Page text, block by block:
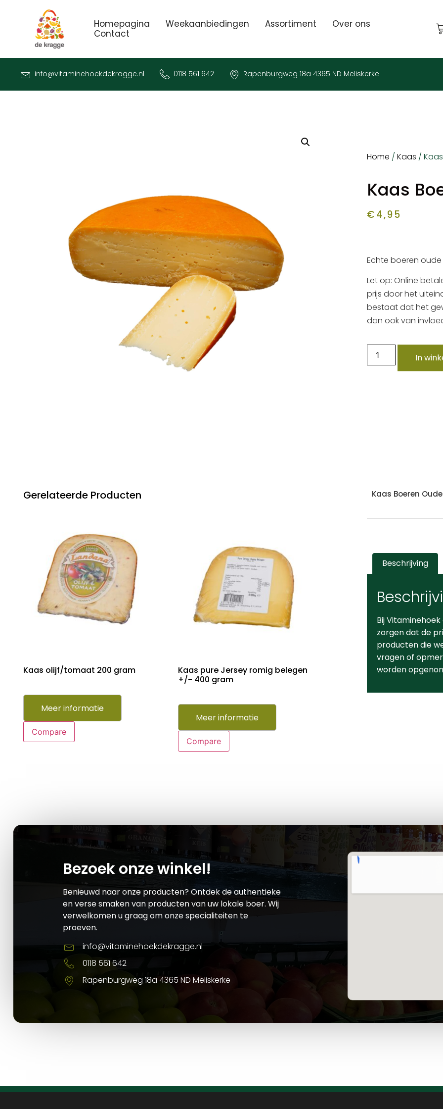
Homepagina Weekaanbiedingen Assortiment
Over ons
Contact
info@vitaminehoekdekragge.nl 0118 561 642 Rapenburgweg 18a 4365 ND Meliskerke
Home /Kaas /
Kaas
€4,95
Echte boeren oude
Let op: Online
prijs door het
bestaat dat het
dan ook van
In
Gerelateerde Producten
Kaas olijf/tomaat 200 gram
Meer informatie
Compare
Kaas pure Jersey romig belegen
+/- 400 gram
Meer informatie
Compare
Kaas Boeren
Beschrijving
Bij
zorgen dat de
producten die
vragen of
worden
Bezoek onze winkel!
Benieuwd naar onze producten? Ontdek de authentieke
en verse smaken van producten van uw lokale boer. Wij
verwelkomen u graag om onze specialiteiten te
proeven.
info@vitaminehoekdekragge.nl
0118 561 642
Rapenburgweg 18a 4365 ND Meliskerke